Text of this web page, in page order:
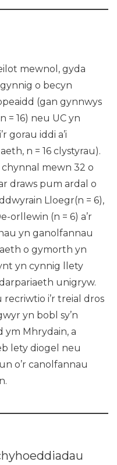
mewnol, gyda
gynnig o becyn
(gan gynnwys
= 16) neu UC yn
gorau iddi a’i
n = 16 clystyrau).
mewn 32 o
draws pum ardal o
Lloegr(n = 6),
orllewin (n = 6) a’r
yn ganolfannau
o gymorth yn
yn cynnig llety
unigryw.
i’r treial dros
yn bobl sy’n
ym Mhrydain, a
lety diogel neu
o’r canolfannau